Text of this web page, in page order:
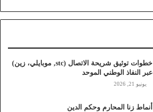
خطوات توثيق شريحة الاتصال (stc, موبايلي، زين)
عبر النفاذ الوطني الموحد
يونيو 21, 2026
أنماط زنا المحارم وحكم الدين